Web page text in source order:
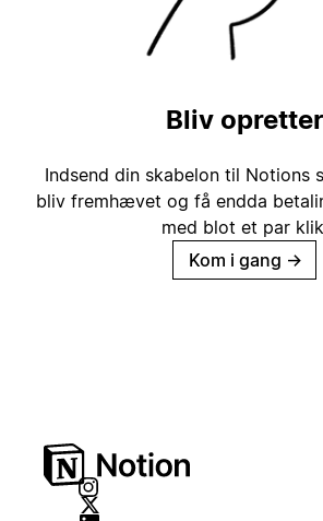
Bliv opretter
Indsend din skabelon til Notions
bliv fremhævet og få endda
med blot et par
Kom i gang →